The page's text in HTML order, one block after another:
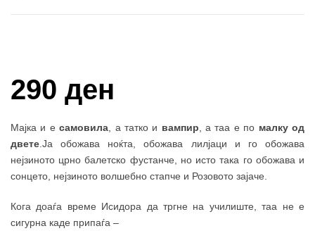
290 ден
Мајка и есамовила , а татко и вампир , а таа е по малку од
двете Ја обожава ноќта, обожава лилјаци и го обожава
нејзиното црно балетско фустанче, но исто така го обожава и
сонцето, нејзиното волшебно стапче и Розовото зајаче.
Кога доаѓа време Исидора да тргне на училиште, таа не е
сигурна каде припаѓа –